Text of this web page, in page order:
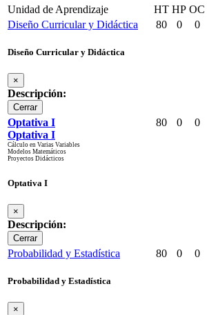
Unidad de Aprendizaje
HT HP OC
Diseño Curricular y Didáctica
Diseño Curricular y Didáctica
×
Descripción:
Cerrar
80 0 0
Optativa I
Optativa I
Cálculo en Varias Variables
Modelos Matemáticos
Proyectos Didácticos
Optativa I
×
Descripción:
Cerrar
80 0 0
Probabilidad y Estadística
Probabilidad y Estadística
×
80 0 0